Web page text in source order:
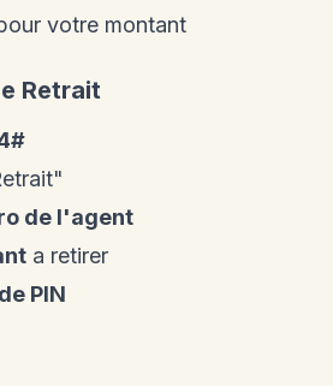
votre montant
Retrait
de l'agent
a retirer
PIN